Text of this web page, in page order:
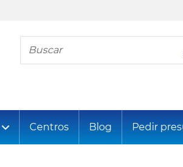
Busca tu neumático
Centros Blog Pedir